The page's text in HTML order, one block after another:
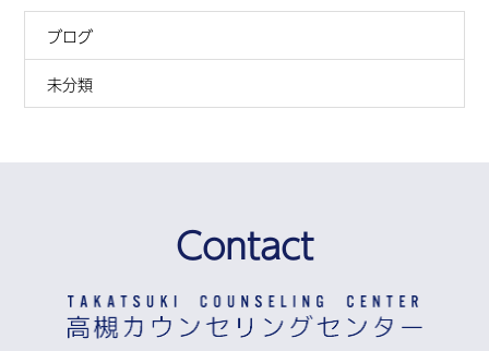
ブログ
未分類
Contact